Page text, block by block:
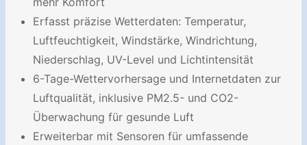
Erfasst präzise Wetterdaten: Temperatur,
Luftfeuchtigkeit, Windstärke, Windrichtung,
Niederschlag, UV-Level und Lichtintensität
6-Tage-Wettervorhersage und Internetdaten zur
Luftqualität, inklusive PM2.5- und CO2-
Überwachung für gesunde Luft
Erweiterbar mit Sensoren für umfassende